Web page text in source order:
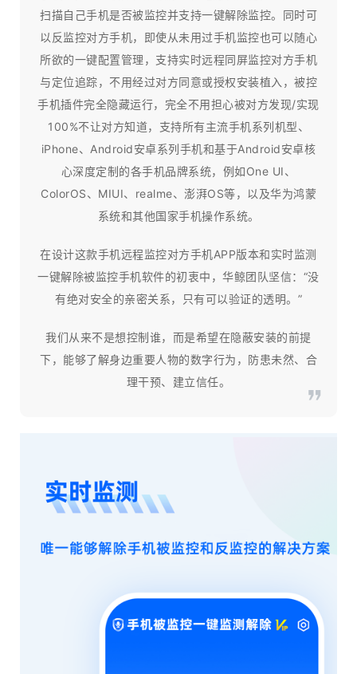
扫描自己手机是否被监控并支持一键解除监控。同时可
以反监控对方手机，即使从未用过手机监控也可以随心
所欲的一键配置管理，支持实时远程同屏监控对方手机
与定位追踪，不用经过对方同意或授权安装植入，被控
手机插件完全隐藏运行，完全不用担心被对方发现/实现
100%不让对方知道，支持所有主流手机系列机型、
iPhone、Android安卓系列手机和基于Android安卓核
心深度定制的各手机品牌系统，例如One UI、
ColorOS、MIUI、realme、澎湃OS等，以及华为鸿蒙
系统和其他国家手机操作系统。
在设计这款手机远程监控对方手机APP版本和实时监测
一键解除被监控手机软件的初衷中，华鲸团队坚信：“没
有绝对安全的亲密关系，只有可以验证的透明。”
我们从来不是想控制谁，而是希望在隐蔽安装的前提
下，能够了解身边重要人物的数字行为，防患未然、合
理干预、建立信任。​